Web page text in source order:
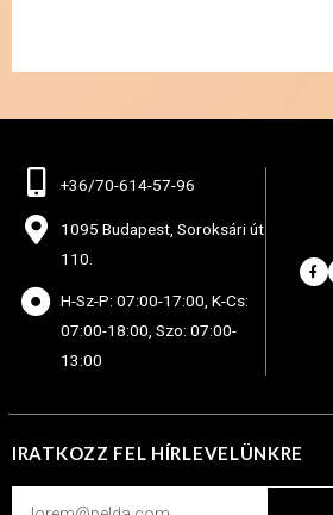
+36/70-614-57-96
1095 Budapest, Soroksári út
110.
H-Sz-P: 07:00-17:00, K-Cs:
07:00-18:00, Szo: 07:00-
13:00
IRATKOZZ FEL HÍRLEVELÜNKRE